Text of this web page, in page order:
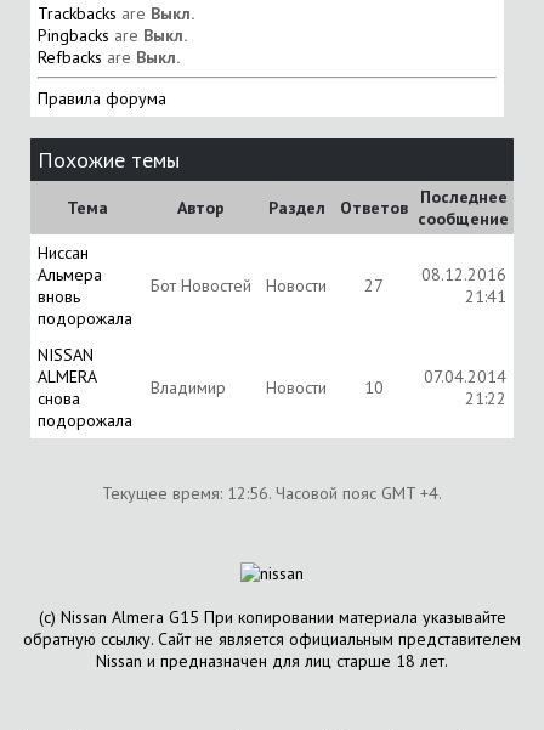
Trackbacks are Выкл.
Pingbacks are Выкл.
Refbacks are Выкл.
Правила форума
Похожие темы
Тема Автор Раздел Ответов
Последнее
сообщение
Ниссан
Альмера
вновь
подорожала
Бот Новостей Новости 27
08.12.2016
21:41
NISSAN
ALMERA
снова
подорожала
Владимир Новости 10
07.04.2014
21:22
Текущее время: 12:56. Часовой пояс GMT +4.
(с) Nissan Almera G15 При копировании материала указывайте
обратную ссылку. Сайт не является официальным представителем
Nissan и предназначен для лиц старше 18 лет.